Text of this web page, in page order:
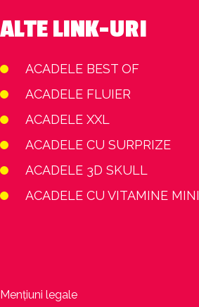
ALTE LINK-URI
ACADELE BEST OF
ACADELE FLUIER
ACADELE XXL
ACADELE CU SURPRIZE
ACADELE 3D SKULL
ACADELE CU VITAMINE MINI
Mențiuni legale